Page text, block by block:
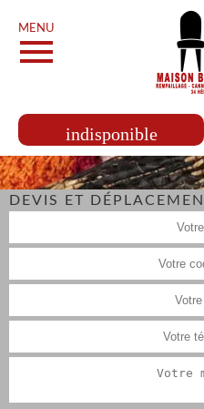
MENU
indisponible
DEVIS ET